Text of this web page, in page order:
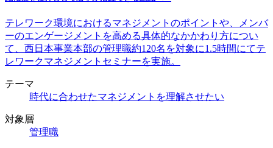
テレワーク環境におけるマネジメントのポイントや、メンバ
ーのエンゲージメントを高める具体的なかかわり方につい
て、西日本事業本部の管理職約120名を対象に1.5時間にてテ
レワークマネジメントセミナーを実施。
テーマ
時代に合わせたマネジメントを理解させたい
対象層
管理職